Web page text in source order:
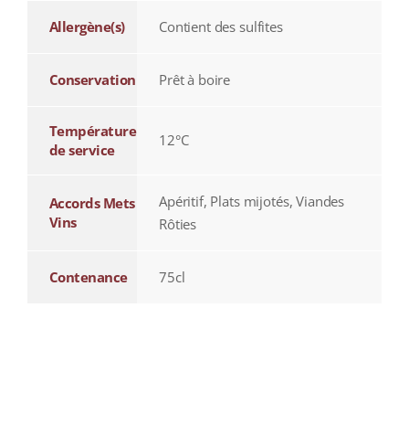
Allergène(s) Contient des sulfites
Conservation Prêt à boire
Température
de service
12°C
Accords Mets
Vins
Apéritif, Plats mijotés, Viandes
Rôties
Contenance 75cl